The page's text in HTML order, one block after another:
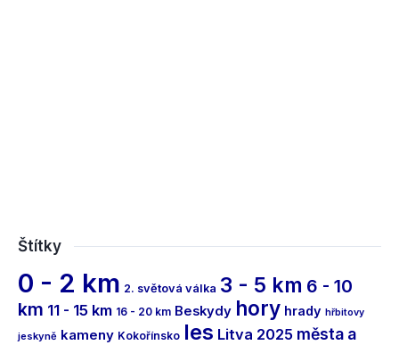
Štítky
0 - 2 km 2. světová válka 3 - 5 km 6 - 10
km 11 - 15 km 16 - 20 km Beskydy hory hrady hřbitovy
jeskyně kameny Kokořínsko les Litva 2025 města a